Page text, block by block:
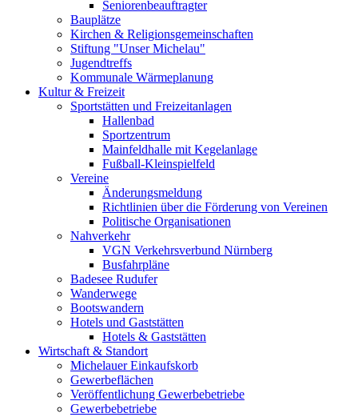
Seniorenbeauftragter
Bauplätze
Kirchen & Religionsgemeinschaften
Stiftung "Unser Michelau"
Jugendtreffs
Kommunale Wärmeplanung
Kultur & Freizeit
Sportstätten und Freizeitanlagen
Hallenbad
Sportzentrum
Mainfeldhalle mit Kegelanlage
Fußball-Kleinspielfeld
Vereine
Änderungsmeldung
Richtlinien über die Förderung von Vereinen
Politische Organisationen
Nahverkehr
VGN Verkehrsverbund Nürnberg
Busfahrpläne
Badesee Rudufer
Wanderwege
Bootswandern
Hotels und Gaststätten
Hotels & Gaststätten
Wirtschaft & Standort
Michelauer Einkaufskorb
Gewerbeflächen
Veröffentlichung Gewerbebetriebe
Gewerbebetriebe